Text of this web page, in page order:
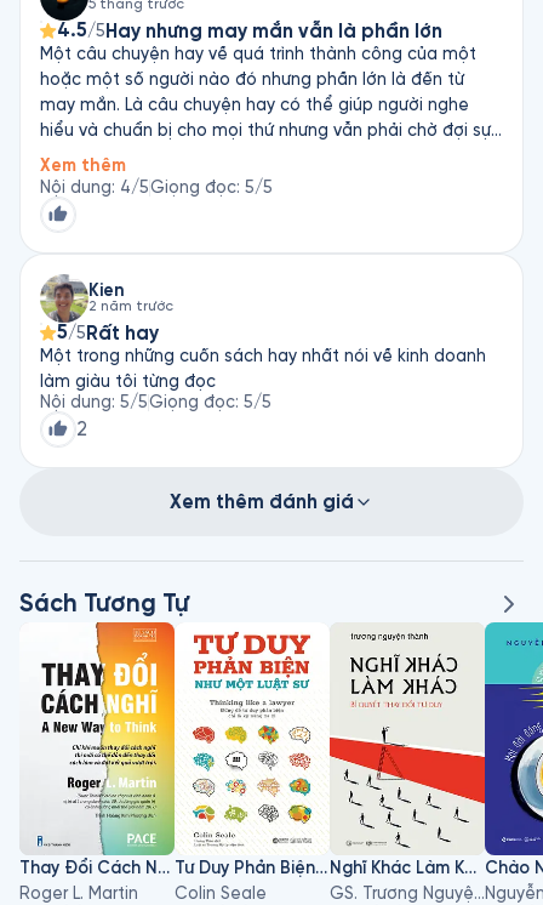
5 tháng trước
4.5/5 Hay nhưng may mắn vẫn là phần lớn
Một câu chuyện hay về quá trình thành công của một
hoặc một số người nào đó nhưng phần lớn là đến từ
may mắn. Là câu chuyện hay có thể giúp người nghe
hiểu và chuẩn bị cho mọi thứ nhưng vẫn phải chờ đợi sự
may mắn của riêng mình.
Xem thêm
Nội dung: 4/5Giọng đọc: 5/5
Kien
2 năm trước
5/5 Rất hay
Một trong những cuốn sách hay nhất nói về kinh doanh
làm giàu tôi từng đọc
Nội dung: 5/5Giọng đọc: 5/5
2
Xem thêm đánh giá
Sách Tương Tự
Thay Đổi Cách Nghĩ
Roger L. Martin
Tư Duy Phản Biện Như Một Luật Sư
Colin Seale
Nghĩ Khác Làm Khác - Bí Quyết Thay Đổi Tư Duy
GS. Trương Nguyện Thành